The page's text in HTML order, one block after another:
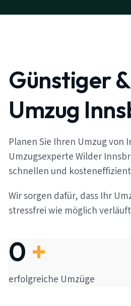
Günstiger
Umzug
Planen Sie Ihren Umzug von
Umzugsexperte Wilder
schnellen und
Wir sorgen dafür, dass Ihr
stressfrei wie möglich
0 +
erfolgreiche Umzüge